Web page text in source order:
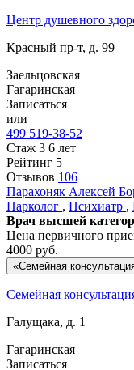
Центр душевного
Красный пр-т, д. 99
Заельцовская
Гагаринская
Записаться
или
499 519-38-52
Стаж 3 6 лет
Рейтинг 5
Отзывов 106
Парахоняк Алексей
Нарколог , Психиатр ,
Врач высшей
Цена первичного
4000 руб.
«Семейная
Семейная
Галущака, д. 1
Гагаринская
Записаться